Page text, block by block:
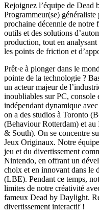
Rejoignez l’équipe de Dead
Programmeur(se)
prochaine décennie de notre
outils et des solutions
production, tout en
les points de friction et
Prêt·e à plonger dans le
pointe de la technologie ?
un acteur majeur de
inoubliables sur PC, console
indépendant dynamique
on a des studios à Toronto
(Behaviour Rotterdam) et
& South). On se concentre
Jeux Originaux. Notre
jeu et du divertissement
Nintendo, en offrant un
choix et en innovant dans le
(LBE). Pendant ce temps,
limites de notre créativité
fameux Dead by Daylight.
divertissement interactif !